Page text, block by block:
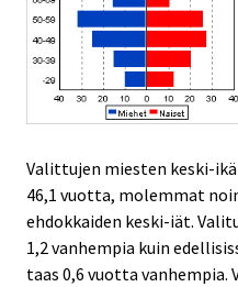
Valittujen miesten keski-ikä
46,1 vuotta, molemmat
ehdokkaiden keski-iät.
1,2 vanhempia kuin
taas 0,6 vuotta vanhempia.